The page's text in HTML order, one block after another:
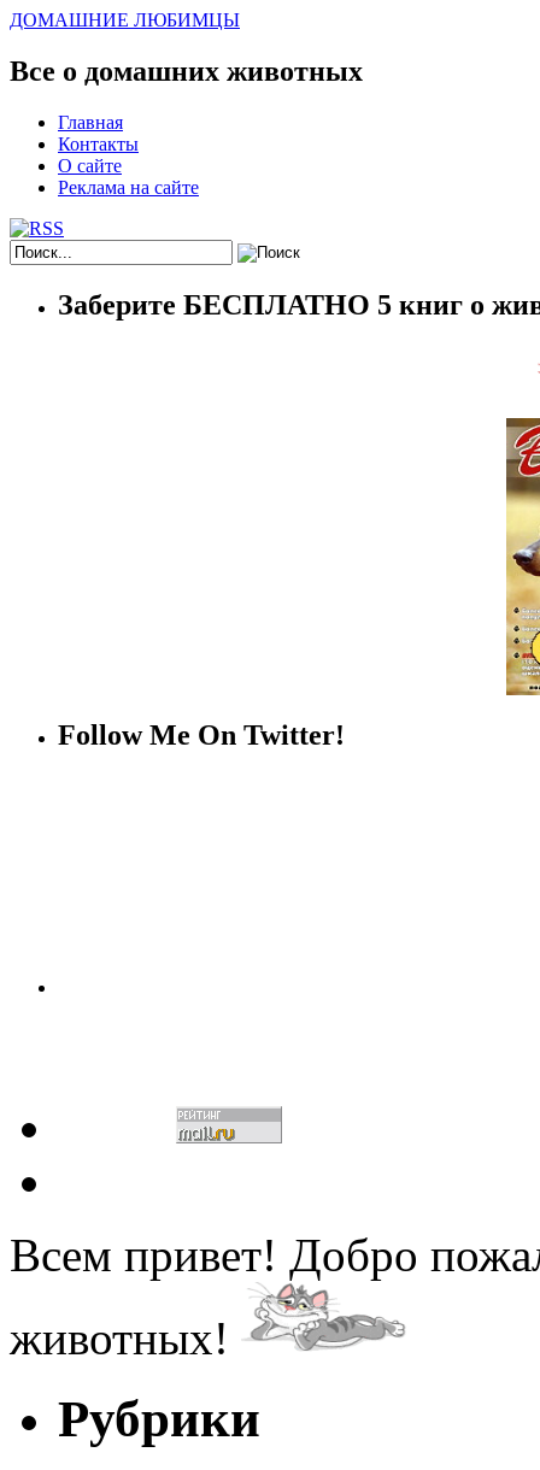
ДОМАШНИЕ ЛЮБИМЦЫ
Все о домашних животных
Главная
Контакты
О сайте
Реклама на сайте
Заберите БЕСПЛАТНО 5 книг о
Follow Me On Twitter!
Всем привет! Добро
животных!
Рубрики